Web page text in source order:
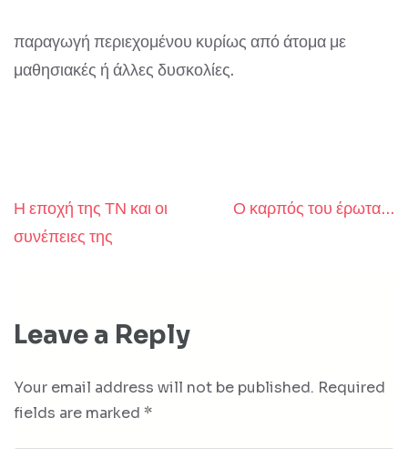
παραγωγή περιεχομένου κυρίως από άτομα με
μαθησιακές ή άλλες δυσκολίες.
Post
Η εποχή της ΤΝ και οι
συνέπειες της
Ο καρπός του έρωτα…
Leave a Reply
Your email address will not be published. Required
fields are marked *